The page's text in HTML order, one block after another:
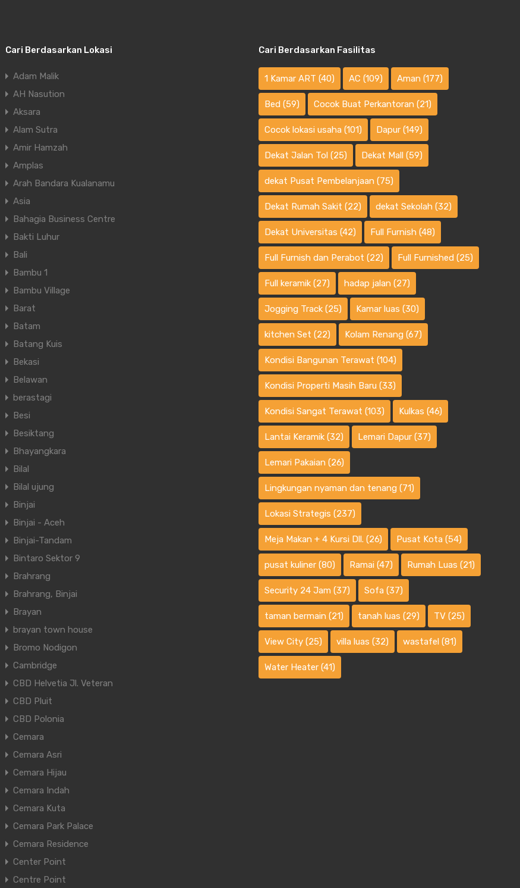
Cari Berdasarkan Lokasi
Adam Malik
AH Nasution
Aksara
Alam Sutra
Amir Hamzah
Amplas
Arah Bandara Kualanamu
Asia
Bahagia Business Centre
Bakti Luhur
Bali
Bambu 1
Bambu Village
Barat
Batam
Batang Kuis
Bekasi
Belawan
berastagi
Besi
Besiktang
Bhayangkara
Bilal
Bilal ujung
Binjai
Binjai - Aceh
Binjai-Tandam
Bintaro Sektor 9
Brahrang
Brahrang, Binjai
Brayan
brayan town house
Bromo Nodigon
Cambridge
CBD Helvetia Jl. Veteran
CBD Pluit
CBD Polonia
Cemara
Cemara Asri
Cemara Hijau
Cemara Indah
Cemara Kuta
Cemara Park Palace
Cemara Residence
Center Point
Centre Point
Cari Berdasarkan Fasilitas
1 Kamar ART (40) AC (109) Aman (177)
Bed (59) Cocok Buat Perkantoran (21)
Cocok lokasi usaha (101) Dapur (149)
Dekat Jalan Tol (25) Dekat Mall (59)
dekat Pusat Pembelanjaan (75)
Dekat Rumah Sakit (22) dekat Sekolah (32)
Dekat Universitas (42) Full Furnish (48)
Full Furnish dan Perabot (22) Full Furnished (25)
Full keramik (27) hadap jalan (27)
Jogging Track (25) Kamar luas (30)
kitchen Set (22) Kolam Renang (67)
Kondisi Bangunan Terawat (104)
Kondisi Properti Masih Baru (33)
Kondisi Sangat Terawat (103) Kulkas (46)
Lantai Keramik (32) Lemari Dapur (37)
Lemari Pakaian (26)
Lingkungan nyaman dan tenang (71)
Lokasi Strategis (237)
Meja Makan + 4 Kursi Dll. (26) Pusat Kota (54)
pusat kuliner (80) Ramai (47) Rumah Luas (21)
Security 24 Jam (37) Sofa (37)
taman bermain (21) tanah luas (29) TV (25)
View City (25) villa luas (32) wastafel (81)
Water Heater (41)